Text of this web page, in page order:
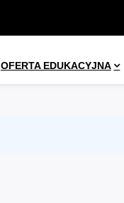
OFERTA EDUKACYJNA